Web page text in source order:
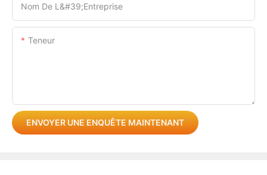
Nom De L&#39;entreprise
Teneur
ENVOYER UNE ENQUÊTE MAINTENANT